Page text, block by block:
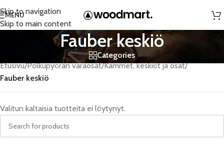
Skip to navigation
Skip to main content
MENU
Fauber keskiö
Categories
Etusivu/Polkupyörän varaosat/Kammet, keskiöt ja osat/
Fauber keskiö
Valitun kaltaisia tuotteita ei löytynyt.